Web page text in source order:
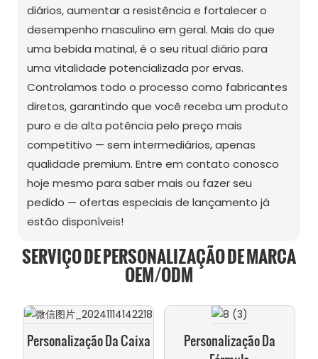
diários, aumentar a resistência e fortalecer o
desempenho masculino em geral. Mais do que
uma bebida matinal, é o seu ritual diário para
uma vitalidade potencializada por ervas.
Controlamos todo o processo como fabricantes
diretos, garantindo que você receba um produto
puro e de alta potência pelo preço mais
competitivo — sem intermediários, apenas
qualidade premium. Entre em contato conosco
hoje mesmo para saber mais ou fazer seu
pedido — ofertas especiais de lançamento já
estão disponíveis!
SERVIÇO DE PERSONALIZAÇÃO DE MARCA
OEM/ODM
Personalização Da Caixa
Personalização Da